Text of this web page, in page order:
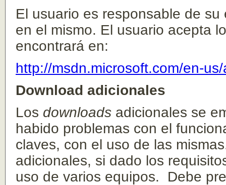
El usuario es responsable de
en el mismo. El usuario acepta
encontrará en:
http://msdn.microsoft.com/en-
Download adicionales
Los downloads adicionales se
habido problemas con el
claves, con el uso de las
adicionales, si dado los
uso de varios equipos. Debe